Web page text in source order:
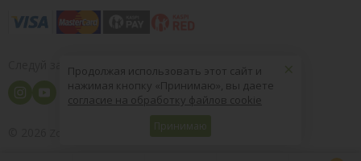
Следуй за нами
8 (800) 004-09-40
×
Продолжая использовать этот сайт и
нажимая кнопку «Принимаю», вы даете
согласие на обработку файлов cookie
Принимаю